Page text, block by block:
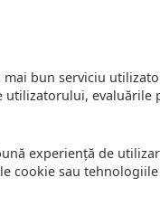
mai bun serviciu
utilizatorului, evaluările
experiență de
cookie sau tehnologiile